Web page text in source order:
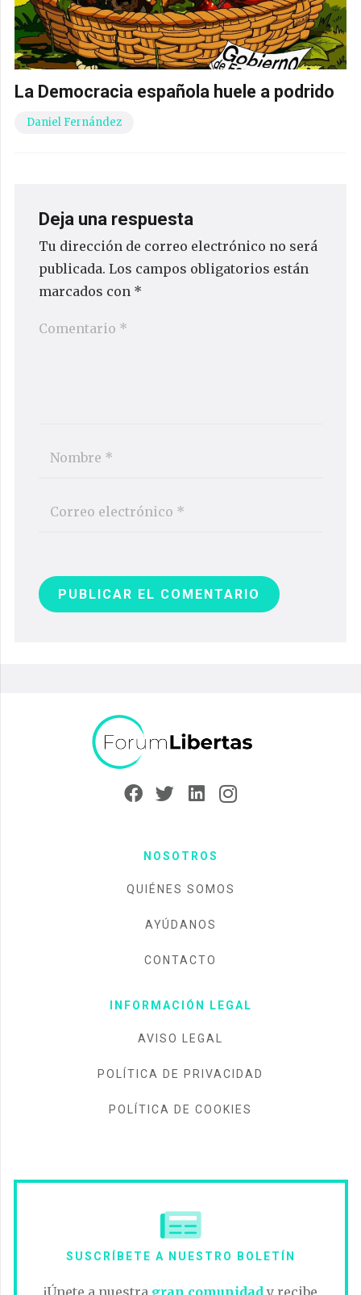
La Democracia española huele a podrido
Daniel Fernández
Deja una respuesta
Tu dirección de correo electrónico no será
publicada. Los campos obligatorios están
marcados con *
PUBLICAR EL COMENTARIO
NOSOTROS
QUIÉNES SOMOS
AYÚDANOS
CONTACTO
INFORMACIÓN LEGAL
AVISO LEGAL
POLÍTICA DE PRIVACIDAD
POLÍTICA DE COOKIES
SUSCRÍBETE A NUESTRO BOLETÍN
¡Únete a nuestra gran comunidad y recibe